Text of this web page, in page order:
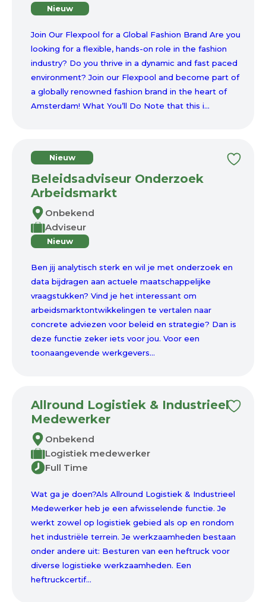
Nieuw
Join Our Flexpool for a Global Fashion Brand Are you
looking for a flexible, hands-on role in the fashion
industry? Do you thrive in a dynamic and fast paced
environment? Join our Flexpool and become part of
a globally renowned fashion brand in the heart of
Amsterdam! What You’ll Do Note that this i...
Nieuw
Beleidsadviseur Onderzoek
Arbeidsmarkt
Onbekend
Adviseur
Nieuw
Ben jij analytisch sterk en wil je met onderzoek en
data bijdragen aan actuele maatschappelijke
vraagstukken? Vind je het interessant om
arbeidsmarktontwikkelingen te vertalen naar
concrete adviezen voor beleid en strategie? Dan is
deze functie zeker iets voor jou. Voor een
toonaangevende werkgevers...
Allround Logistiek & Industrieel
Medewerker
Onbekend
Logistiek medewerker
Full Time
Wat ga je doen?Als Allround Logistiek & Industrieel
Medewerker heb je een afwisselende functie. Je
werkt zowel op logistiek gebied als op en rondom
het industriële terrein. Je werkzaamheden bestaan
onder andere uit: Besturen van een heftruck voor
diverse logistieke werkzaamheden. Een
heftruckcertif...